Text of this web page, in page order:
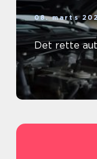
08. marts
Det rette